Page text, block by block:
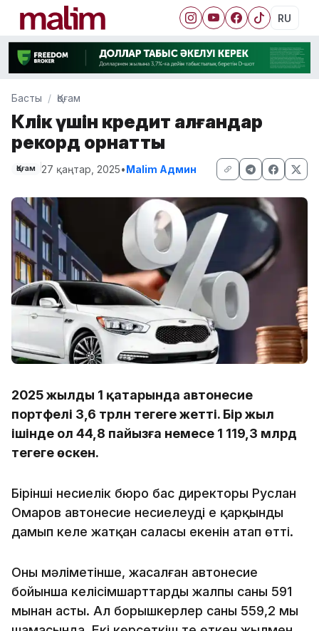
RU
Басты Қоғам
Көлік үшін кредит алғандар
рекорд орнатты
Қоғам 27 қаңтар, 2025•Malim Админ
2025 жылдың 1 қаңтарында автонесие
портфелі 3,6 трлн теңгеге жетті. Бір жыл
ішінде ол 44,8 пайызға немесе 1 119,3 млрд
теңгеге өскен.
Бірінші несиелік бюро бас директоры Руслан
Омаров автонесие несиелеудің ең қарқынды
дамып келе жатқан саласы екенін атап өтті.
Оның мәліметінше, жасалған автонесие
бойынша келісімшарттардың жалпы саны 591
мыңнан асты. Ал борышкерлер саны 559,2 мың